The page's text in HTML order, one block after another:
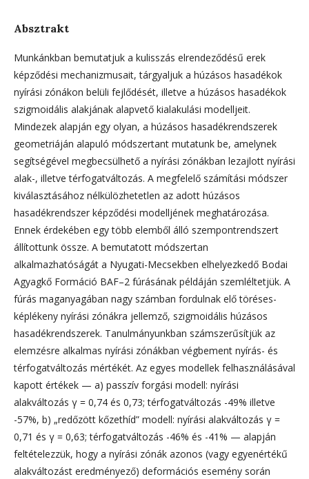
Absztrakt
Munkánkban bemutatjuk a kulisszás elrendeződésű erek
képződési mechanizmusait, tárgyaljuk a húzásos hasadékok
nyírási zónákon belüli fejlődését, illetve a húzásos hasadékok
szigmoidális alakjának alapvető kialakulási modelljeit.
Mindezek alapján egy olyan, a húzásos hasadékrendszerek
geometriáján alapuló módszertant mutatunk be, amelynek
segítségével megbecsülhető a nyírási zónákban lezajlott nyírási
alak-, illetve térfogatváltozás. A megfelelő számítási módszer
kiválasztásához nélkülözhetetlen az adott húzásos
hasadékrendszer képződési modelljének meghatározása.
Ennek érdekében egy több elemből álló szempontrendszert
állítottunk össze. A bemutatott módszertan
alkalmazhatóságát a Nyugati-Mecsekben elhelyezkedő Bodai
Agyagkő Formáció BAF–2 fúrásának példáján szemléltetjük. A
fúrás maganyagában nagy számban fordulnak elő töréses-
képlékeny nyírási zónákra jellemző, szigmoidális húzásos
hasadékrendszerek. Tanulmányunkban számszerűsítjük az
elemzésre alkalmas nyírási zónákban végbement nyírás- és
térfogatváltozás mértékét. Az egyes modellek felhasználásával
kapott értékek — a) passzív forgási modell: nyírási
alakváltozás γ = 0,74 és 0,73; térfogatváltozás -49% illetve
-57%, b) „redőzött kőzethíd” modell: nyírási alakváltozás γ =
0,71 és γ = 0,63; térfogatváltozás -46% és -41% — alapján
feltételezzük, hogy a nyírási zónák azonos (vagy egyenértékű
alakváltozást eredményező) deformációs esemény során